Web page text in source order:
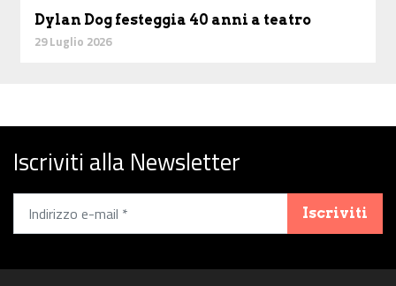
Dylan Dog festeggia 40 anni a teatro
29 Luglio 2026
Iscriviti alla Newsletter
Iscriviti